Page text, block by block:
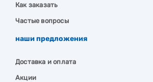
Как заказать
Частые вопросы
наши предложения
Доставка и оплата
Акции